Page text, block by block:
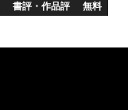
書評・作品評
無料